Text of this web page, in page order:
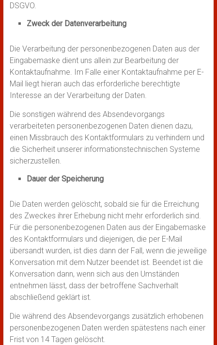
DSGVO.
Zweck der Datenverarbeitung
Die Verarbeitung der personenbezogenen Daten aus der
Eingabemaske dient uns allein zur Bearbeitung der
Kontaktaufnahme. Im Falle einer Kontaktaufnahme per E-
Mail liegt hieran auch das erforderliche berechtigte
Interesse an der Verarbeitung der Daten.
Die sonstigen während des Absendevorgangs
verarbeiteten personenbezogenen Daten dienen dazu,
einen Missbrauch des Kontaktformulars zu verhindern und
die Sicherheit unserer informationstechnischen Systeme
sicherzustellen.
Dauer der Speicherung
Die Daten werden gelöscht, sobald sie für die Erreichung
des Zweckes ihrer Erhebung nicht mehr erforderlich sind.
Für die personenbezogenen Daten aus der Eingabemaske
des Kontaktformulars und diejenigen, die per E-Mail
übersandt wurden, ist dies dann der Fall, wenn die jeweilige
Konversation mit dem Nutzer beendet ist. Beendet ist die
Konversation dann, wenn sich aus den Umständen
entnehmen lässt, dass der betroffene Sachverhalt
abschließend geklärt ist.
Die während des Absendevorgangs zusätzlich erhobenen
personenbezogenen Daten werden spätestens nach einer
Frist von 14 Tagen gelöscht.